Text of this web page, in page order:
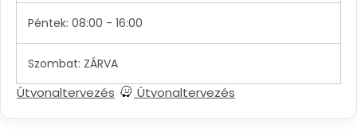
Péntek: 08:00 - 16:00
Szombat: ZÁRVA
Útvonaltervezés Útvonaltervezés